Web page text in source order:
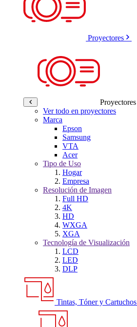
Proyectores
Proyectores
Ver todo en proyectores
Marca
Epson
Samsung
VTA
Acer
Tipo de Uso
Hogar
Empresa
Resolución de Imagen
Full HD
4K
HD
WXGA
XGA
Tecnología de Visualización
LCD
LED
DLP
Tintas, Tóner y Cartuchos